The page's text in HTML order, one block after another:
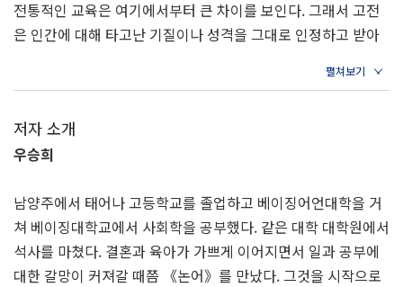
험險_아이가 감당할 수 없는 곳은 피해야 한다
대待_아이는 자신만의 속도로 자라난다
개蓋_사소한 잘못은 아이도 이미 알고 있다
우友_사귀는 친구가 아이의 운명을 만든다
신信_아이와의 약속은 천금같은 무게가 있다
전專_한 가지에 집중하면 만 가지를 얻는다
전통적인 교육은 여기에서부터 큰 차이를 보인다. 그래서 고전
은 인간에 대해 타고난 기질이나 성격을 그대로 인정하고 받아
처럼 강력하고 단호한 가르침은 부모와 자식의 위치가 서로 다
수평적으로 한 선상에 놓이지 않는다. 그리고 그만큼 부모의 의
무와 책임이 무겁다. 선생님, 친구들 그리고 사회에서 만나는 수
태도가 우선이다.
_5쪽
저자 소개
우승희
남양주에서 태어나 고등학교를 졸업하고 베이징어언대학을 거
쳐 베이징대학교에서 사회학을 공부했다. 같은 대학 대학원에서
석사를 마쳤다. 결혼과 육아가 가쁘게 이어지면서 일과 공부에
대한 갈망이 커져갈 때쯤 《논어》를 만났다. 그것을 시작으로